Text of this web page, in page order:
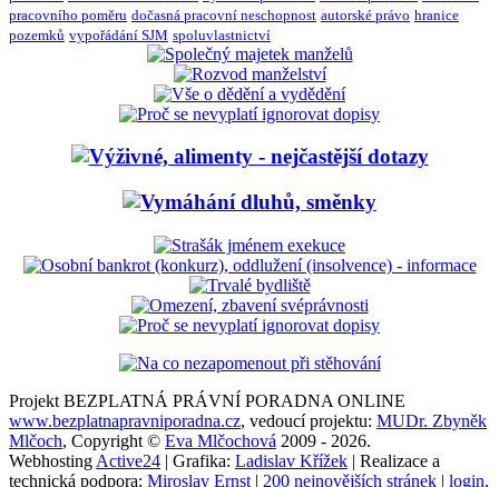
pracovního poměru dočasná pracovní neschopnost autorské právo hranice
pozemků vypořádání SJM spoluvlastnictví
Projekt BEZPLATNÁ PRÁVNÍ PORADNA ONLINE
www.bezplatnapravniporadna.cz, vedoucí projektu: MUDr. Zbyněk
Mlčoch, Copyright © Eva Mlčochová 2009 - 2026.
Webhosting Active24 | Grafika: Ladislav Křížek | Realizace a
technická podpora: Miroslav Ernst | 200 nejnovějších stránek | login.